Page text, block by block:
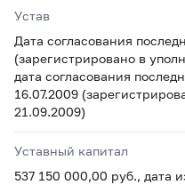
Устав
Дата согласования
(зарегистрировано в
дата согласования
16.07.2009
21.09.2009)
Уставный капитал
537 150 000,00 руб., дата